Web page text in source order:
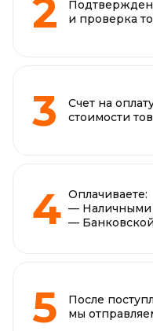
и проверка
Счет на
стоимости
Оплачиваете:
— Наличными
—
После
мы